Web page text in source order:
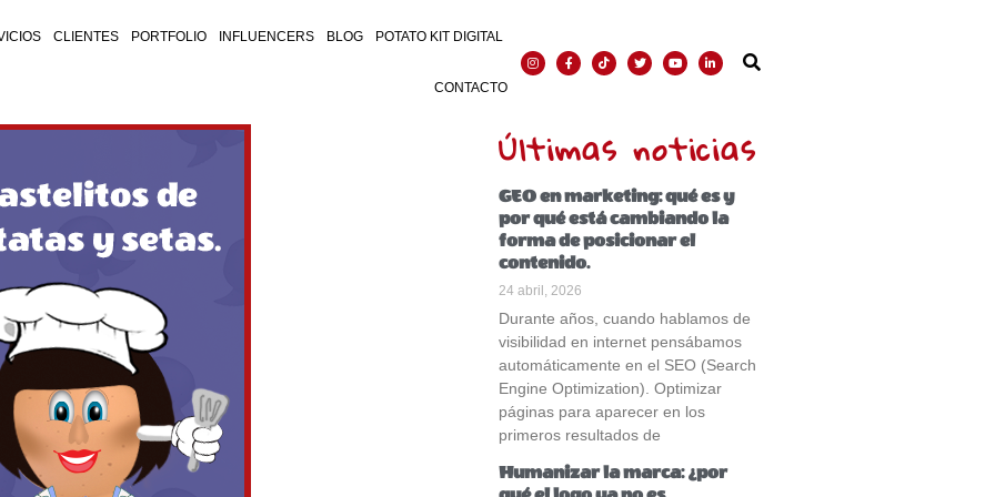
CLIENTES PORTFOLIO INFLUENCERS BLOG POTATO KIT DIGITAL
CONTACTO
Últimas noticias
GEO en marketing: qué es y
por qué está cambiando la
forma de posicionar el
contenido.
24 abril, 2026
Durante años, cuando hablamos de
visibilidad en internet pensábamos
automáticamente en el SEO (Search
Engine Optimization). Optimizar
páginas para aparecer en los
primeros resultados de
Humanizar la marca: ¿por